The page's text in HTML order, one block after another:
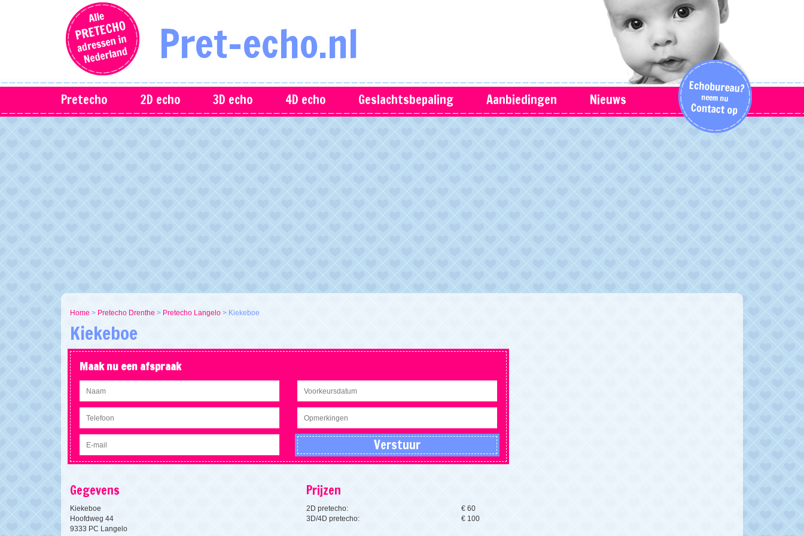
Pret-echo.nl
Pretecho 2D echo 3D echo 4D echo Geslachtsbepaling Aanbiedingen Nieuws
Home > Pretecho Drenthe > Pretecho Langelo > Kiekeboe
Kiekeboe
Maak nu een afspraak
Gegevens
Kiekeboe
Hoofdweg 44
9333 PC Langelo
Prijzen
2D pretecho:
€ 60
3D/4D pretecho:
€ 100